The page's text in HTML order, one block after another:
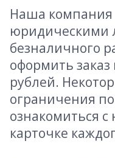
Наша компания
юридическими
безналичного
оформить заказ
рублей.
ограничения
ознакомиться
карточке